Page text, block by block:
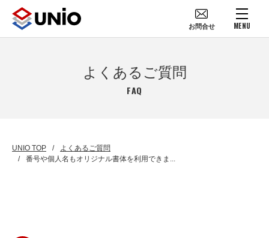
お問合せ MENU
よくあるご質問
FAQ
UNIO TOP
よくあるご質問
番号や個人名もオリジナル書体を利用できま...